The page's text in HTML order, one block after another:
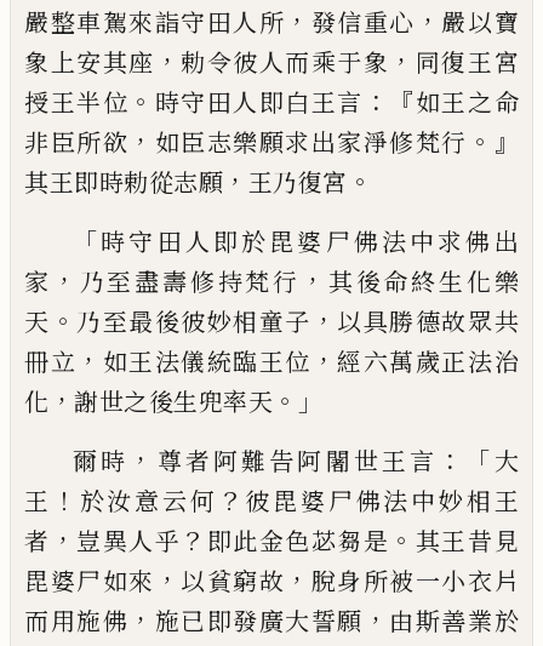
嚴整車駕來詣守田人所 ， 發信重心 ， 嚴以寶
象上安其座 ， 勅令彼人而乘于象 ， 同復王宮
授王半位 。 時守田人即白王言 ：『如王之命
非臣所欲 ， 如臣志樂願求出家淨修梵行 。』
其王即時勅從志願 ， 王乃復宮 。
「時守田人即於毘婆尸佛法中求佛出
家 ， 乃至盡壽修持梵行 ， 其後命終生化樂
天 。 乃至最後彼妙相童子 ， 以具勝德故眾共
冊立 ， 如王法儀統臨王位 ， 經六萬歲正法治
化 ， 謝世之後生兜率天 。」
爾時 ， 尊者阿難告阿闍世王言 ：「大
王 ！ 於汝意云何 ？ 彼 毘婆尸佛法中妙相王
者 ， 豈異人乎 ？ 即此金色苾芻是 。 其王昔見
毘婆尸如來 ， 以貧窮故 ， 脫身所被一小衣片
而用施佛 ， 施已即發廣大誓願 ， 由斯善業於